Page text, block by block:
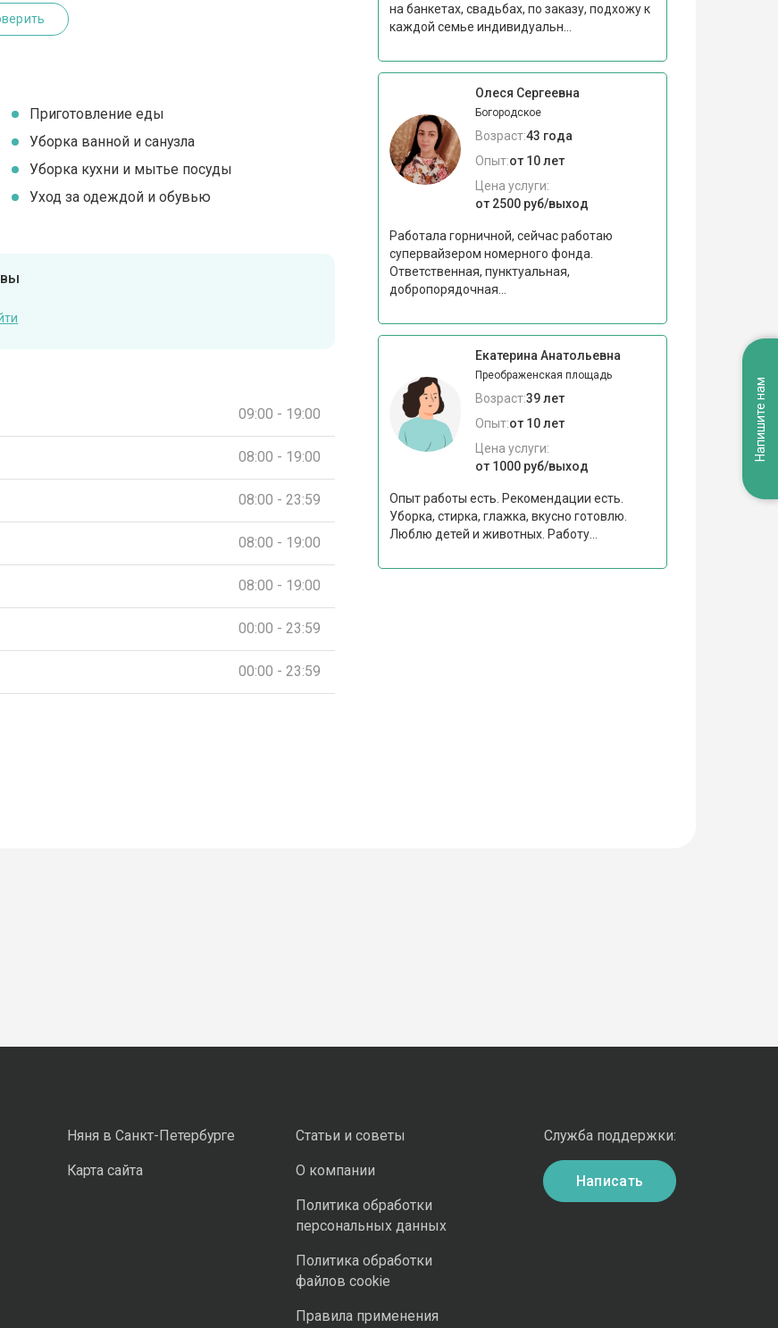
Приготовление еды
Уборка ванной и санузла
Уборка кухни и мытье посуды
Уход за одеждой и обувью
09:00 - 19:00
08:00 - 19:00
08:00 - 23:59
08:00 - 19:00
08:00 - 19:00
00:00 - 23:59
00:00 - 23:59
на банкетах, свадьбах, по заказу, подхожу к
каждой семье индивидуальн...
Олеся Сергеевна
Богородское
Возраст:43 года
Опыт:от 10 лет
Цена услуги:
от 2500 руб/выход
Работала горничной, сейчас работаю
супервайзером номерного фонда.
Ответственная, пунктуальная,
добропорядочная...
Екатерина Анатольевна
Преображенская площадь
Возраст:39 лет
Опыт:от 10 лет
Цена услуги:
от 1000 руб/выход
Опыт работы есть. Рекомендации есть.
Уборка, стирка, глажка, вкусно готовлю.
Люблю детей и животных. Работу...
Няня в Санкт-Петербурге
Карта сайта
Статьи и советы
О компании
Политика обработки
персональных данных
Политика обработки
файлов cookie
Правила применения
Служба поддержки:
Написать
Напишите нам